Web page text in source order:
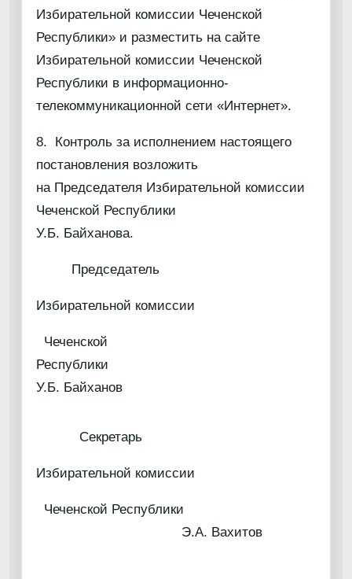
Избирательной комиссии Чеченской
Республики» и разместить на сайте
Избирательной комиссии Чеченской
Республики в информационно-
телекоммуникационной сети «Интернет».
8. Контроль за исполнением настоящего
постановления возложить
на Председателя Избирательной комиссии
Чеченской Республики
У.Б. Байханова.
Председатель
Избирательной комиссии
Чеченской
У.Б. Байханов
Секретарь
Избирательной комиссии
Чеченской Республики
Э.А. Вахитов